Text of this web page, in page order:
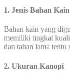
1. Jenis Bahan Kain
Bahan kain yang
memiliki tingkat
dan tahan lama
2. Ukuran Kanopi